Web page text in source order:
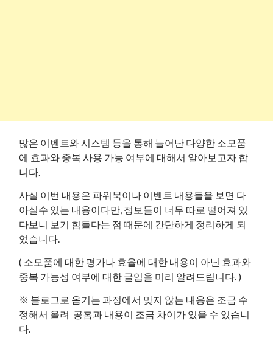
많은 이벤트와 시스템 등을 통해 늘어난 다양한 소모품
에 효과와 중복 사용 가능 여부에 대해서 알아보고자 합
니다.
사실 이번 내용은 파워북이나 이벤트 내용들을 보면 다
아실수 있는 내용이다만, 정보들이 너무 따로 떨어져 있
다보니 보기 힘들다는 점 때문에 간단하게 정리하게 되
었습니다.
( 소모품에 대한 평가나 효율에 대한 내용이 아닌 효과와
중복 가능성 여부에 대한 글임을 미리 알려드립니다. )
※ 블로그로 옴기는 과정에서 맞지 않는 내용은 조금 수
정해서 올려 공홈과 내용이 조금 차이가 있을 수 있습니
다.